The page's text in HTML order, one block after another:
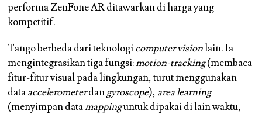
performa ZenFone AR ditawarkan di harga yang
kompetitif.
Tango berbeda dari teknologicomputer visionlain. Ia
mengintegrasikan tiga fungsi:motion-tracking(membaca
fitur-fitur visual pada lingkungan, turut menggunakan
dataaccelerometerdangyroscope), area learning
(menyimpan datamappinguntuk dipakai di lain waktu,